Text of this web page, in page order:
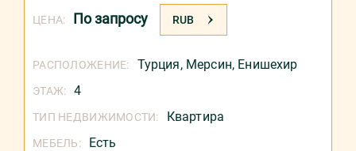
ЦЕНА: По запросу RUB
РАСПОЛОЖЕНИЕ: Турция, Мерсин, Енишехир
ЭТАЖ: 4
ТИП НЕДВИЖИМОСТИ: Квартира
МЕБЕЛЬ: Есть